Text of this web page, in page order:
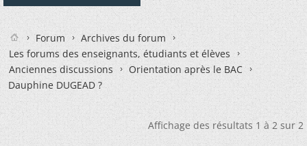
Forum
Archives du forum
Les forums des enseignants, étudiants et élèves
Anciennes discussions
Orientation après le BAC
Dauphine DUGEAD ?
Affichage des résultats 1 à 2 sur 2